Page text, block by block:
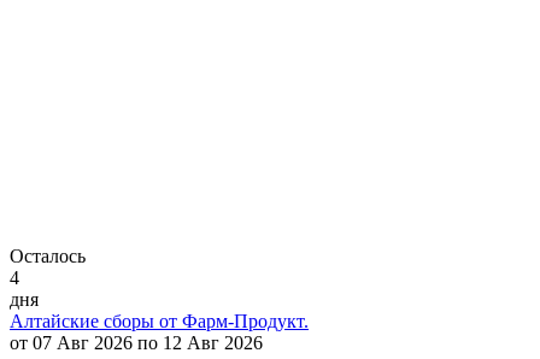
Осталось
4
дня
Алтайские сборы от Фарм-Продукт.
от 07 Авг 2026 по 12 Авг 2026